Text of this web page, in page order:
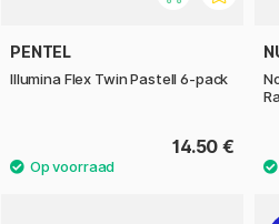
PENTEL
Illumina Flex Twin Pastell 6-pack
14.50 €